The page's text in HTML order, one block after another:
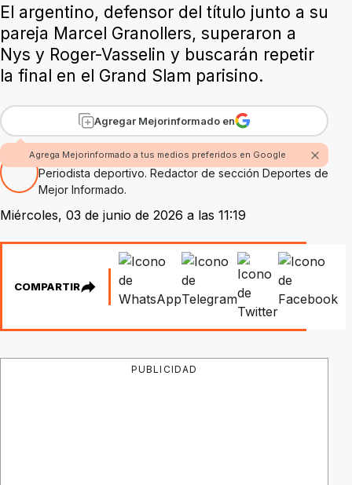
El argentino, defensor del título junto a su
pareja Marcel Granollers, superaron a
Nys y Roger-Vasselin y buscarán repetir
la final en el Grand Slam parisino.
Agregar Mejorinformado en
Agrega Mejorinformado a tus medios preferidos en Google
Por Juan Sáber
Periodista deportivo. Redactor de sección Deportes de
Mejor Informado.
Miércoles, 03 de junio de 2026 a las 11:19
COMPARTIR
PUBLICIDAD